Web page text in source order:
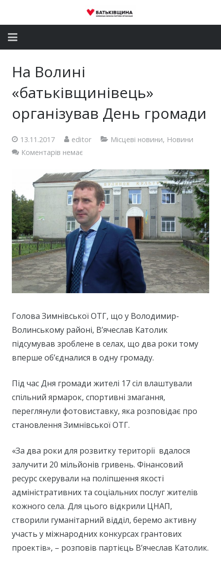
Громадські приймальні
Контакти
На Волині
«батьківщинівець»
організував День громади
13.11.2017 editor Місцеві новини, Новини
Коментарів немає
Голова Зимнівської ОТГ, що у Володимир-
Волинському районі, В’ячеслав Католик
підсумував зроблене в селах, що два роки тому
вперше об’єдналися в одну громаду.
Під час Дня громади жителі 17 сіл влаштували
спільний ярмарок, спортивні змагання,
переглянули фотовиставку, яка розповідає про
становлення Зимнівської ОТГ.
«За два роки для розвитку території вдалося
залучити 20 мільйонів гривень. Фінансовий
ресурс скерували на поліпшення якості
адміністративних та соціальних послуг жителів
кожного села. Для цього відкрили ЦНАП,
створили гуманітарний відділ, беремо активну
участь у міжнародних конкурсах грантових
проектів», – розповів партієць В’ячеслав Католик.